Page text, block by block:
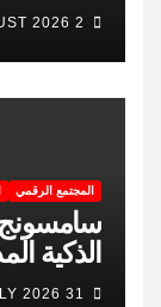
2 AUGUST 2026
المجتمع الرقمي
الذكية
31 JULY 2026